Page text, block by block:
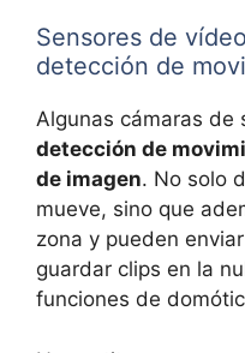
Sensores de
detección de
Algunas cámaras de
detección de
de imagen. No solo
mueve, sino que
zona y pueden
guardar clips en la
funciones de